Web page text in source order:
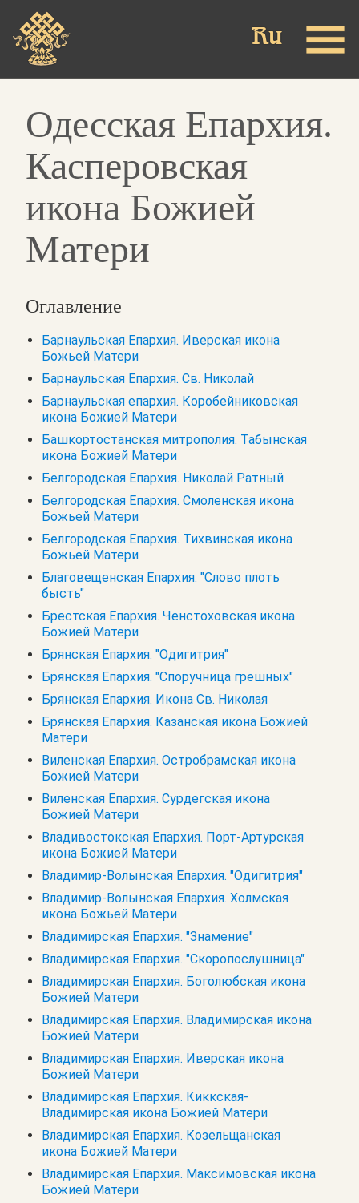
main
content
Одесская Епархия.
Касперовская
икона Божией
Матери
Оглавление
Барнаульская Епархия. Иверская икона
Божьей Матери
Барнаульская Епархия. Св. Николай
Барнаульская епархия. Коробейниковская
икона Божией Матери
Башкортостанская митрополия. Табынская
икона Божией Матери
Белгородская Епархия. Николай Ратный
Белгородская Епархия. Смоленская икона
Божьей Матери
Белгородская Епархия. Тихвинская икона
Божьей Матери
Благовещенская Епархия. "Слово плоть
бысть"
Брестская Епархия. Ченстоховская икона
Божией Матери
Брянская Епархия. "Одигитрия"
Брянская Епархия. "Споручница грешных"
Брянская Епархия. Икона Св. Николая
Брянская Епархия. Казанская икона Божией
Матери
Виленская Епархия. Остробрамская икона
Божией Матери
Виленская Епархия. Сурдегская икона
Божией Матери
Владивостокская Епархия. Порт-Артурская
икона Божией Матери
Владимир-Волынская Епархия. "Одигитрия"
Владимир-Волынская Епархия. Холмская
икона Божьей Матери
Владимирская Епархия. "Знамение"
Владимирская Епархия. "Скоропослушница"
Владимирская Епархия. Боголюбская икона
Божией Матери
Владимирская Епархия. Владимирская икона
Божией Матери
Владимирская Епархия. Иверская икона
Божией Матери
Владимирская Епархия. Киккская-
Владимирская икона Божией Матери
Владимирская Епархия. Козельщанская
икона Божией Матери
Владимирская Епархия. Максимовская икона
Божией Матери